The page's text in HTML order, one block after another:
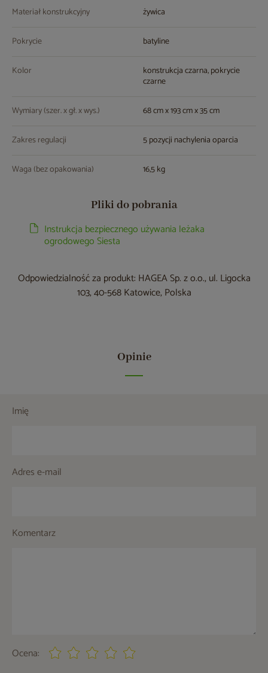
Materiał konstrukcyjny żywica
Pokrycie batyline
Kolor konstrukcja czarna, pokrycie
czarne
Wymiary (szer. x gł. x wys.) 68 cm x 193 cm x 35 cm
Zakres regulacji 5 pozycji nachylenia oparcia
Waga (bez opakowania) 16,5 kg
Pliki do pobrania
Instrukcja bezpiecznego używania leżaka
ogrodowego Siesta
Odpowiedzialność za produkt: HAGEA Sp. z o.o., ul. Ligocka
103, 40-568 Katowice, Polska
Opinie
Imię
Adres e-mail
Komentarz
Ocena: